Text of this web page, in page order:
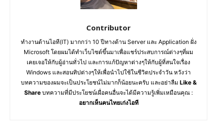
Contributor
ทำงานด้านไอที(IT) มากกว่า 10 ปีทางด้าน Server และ Application ฝั่ง
Microsoft โดยผมได้ทำเว็บไซต์ขึ้นมาเพื่อแชร์ประสบการณ์ต่างๆที่ผม
เคยเจอให้กับผู้อ่านทั่วไป และการแก้ปัญหาต่างๆให้กับผู้ที่สนใจเรื่อง
Windows และสอนทิปต่างๆให้เพื่อนำไปใช้ในชีวิตประจำวัน หวังว่า
บทความของผมจะเป็นประโยชน์ไม่มากก็น้อยนะครับ และอย่าลืม Like &
Share บทความที่มีประโยชน์เผื่อคนอื่นจะได้มีความรู้เพิ่มเหมือนคุณ :
อยากเห็นคนไทยเก่งไอที